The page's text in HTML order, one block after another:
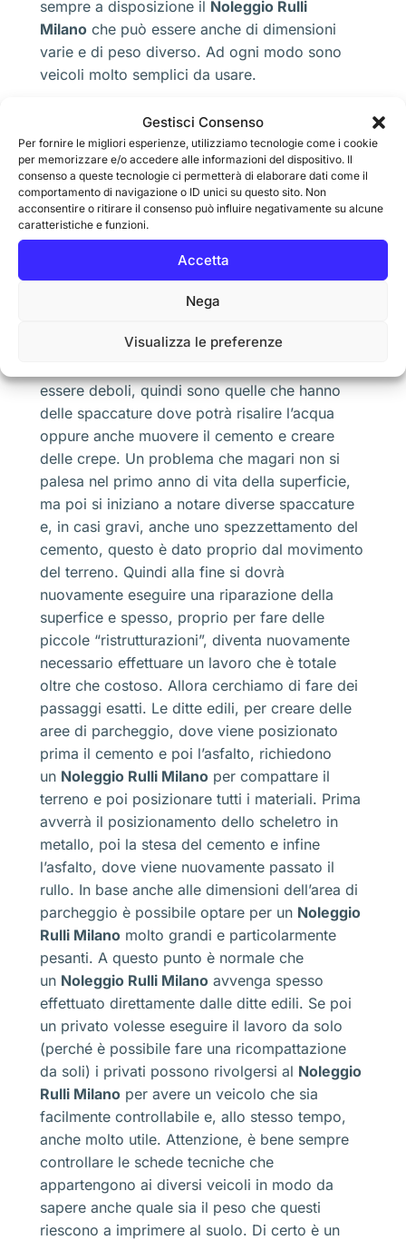
Gestisci Consenso
Per fornire le migliori esperienze, utilizziamo tecnologie come i cookie
per memorizzare e/o accedere alle informazioni del dispositivo. Il
consenso a queste tecnologie ci permetterà di elaborare dati come il
comportamento di navigazione o ID unici su questo sito. Non
acconsentire o ritirare il consenso può influire negativamente su alcune
caratteristiche e funzioni.
Accetta
Nega
Visualizza le preferenze
sempre a disposizione il Noleggio Rulli
Milano che può essere anche di dimensioni
varie e di peso diverso. Ad ogni modo sono
veicoli molto semplici da usare.
Noleggio Rulli Milano per asfalto
I parcheggi all’esterno di un immobile oppure
nella parte sotto casa, devono avere una
superficie senza pendenze, avvallamenti
oppure con della terra smossa. Per poter
posizionare lo scheletro di metallo e il cemento
occorre sempre una certa compattazione del
terreno. Una volta che si effettua lo scavo
del terreno. Vuoi o non vuoi, quando il terreno
essere deboli, quindi sono quelle che hanno
delle spaccature dove potrà risalire l’acqua
oppure anche muovere il cemento e creare
delle crepe. Un problema che magari non si
palesa nel primo anno di vita della superficie,
ma poi si iniziano a notare diverse spaccature
e, in casi gravi, anche uno spezzettamento del
cemento, questo è dato proprio dal movimento
del terreno. Quindi alla fine si dovrà
nuovamente eseguire una riparazione della
superfice e spesso, proprio per fare delle
piccole “ristrutturazioni”, diventa nuovamente
necessario effettuare un lavoro che è totale
oltre che costoso. Allora cerchiamo di fare dei
passaggi esatti. Le ditte edili, per creare delle
aree di parcheggio, dove viene posizionato
prima il cemento e poi l’asfalto, richiedono
un Noleggio Rulli Milano per compattare il
terreno e poi posizionare tutti i materiali. Prima
avverrà il posizionamento dello scheletro in
metallo, poi la stesa del cemento e infine
l’asfalto, dove viene nuovamente passato il
rullo. In base anche alle dimensioni dell’area di
parcheggio è possibile optare per un Noleggio
Rulli Milano molto grandi e particolarmente
pesanti. A questo punto è normale che
un Noleggio Rulli Milano avvenga spesso
effettuato direttamente dalle ditte edili. Se poi
un privato volesse eseguire il lavoro da solo
(perché è possibile fare una ricompattazione
da soli) i privati possono rivolgersi al Noleggio
Rulli Milano per avere un veicolo che sia
facilmente controllabile e, allo stesso tempo,
anche molto utile. Attenzione, è bene sempre
controllare le schede tecniche che
appartengono ai diversi veicoli in modo da
sapere anche quale sia il peso che questi
riescono a imprimere al suolo. Di certo è un